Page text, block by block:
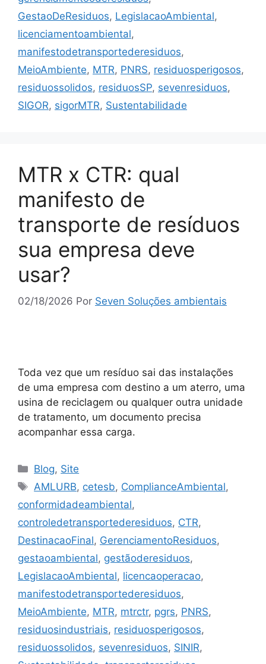
GestaoDeResiduos, LegislacaoAmbiental,
licenciamentoambiental,
manifestodetransportederesiduos,
MeioAmbiente, MTR, PNRS, residuosperigosos,
residuossolidos, residuosSP, sevenresiduos,
SIGOR, sigorMTR, Sustentabilidade
MTR x CTR: qual
manifesto de
transporte de resíduos
sua empresa deve
usar?
02/18/2026 Por Seven Soluções ambientais
Toda vez que um resíduo sai das instalações
de uma empresa com destino a um aterro, uma
usina de reciclagem ou qualquer outra unidade
de tratamento, um documento precisa
acompanhar essa carga.
Blog, Site
AMLURB, cetesb, ComplianceAmbiental,
conformidadeambiental,
controledetransportederesiduos, CTR,
DestinacaoFinal, GerenciamentoResiduos,
gestaoambiental, gestãoderesiduos,
LegislacaoAmbiental, licencaoperacao,
manifestodetransportederesiduos,
MeioAmbiente, MTR, mtrctr, pgrs, PNRS,
residuosindustriais, residuosperigosos,
residuossolidos, sevenresiduos, SINIR,